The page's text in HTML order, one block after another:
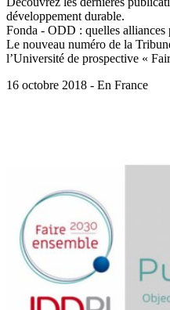
développement durable.
Fonda - ODD : quelles alliances
Le nouveau numéro de la
l’Université de prospective «
16 octobre 2018 - En France